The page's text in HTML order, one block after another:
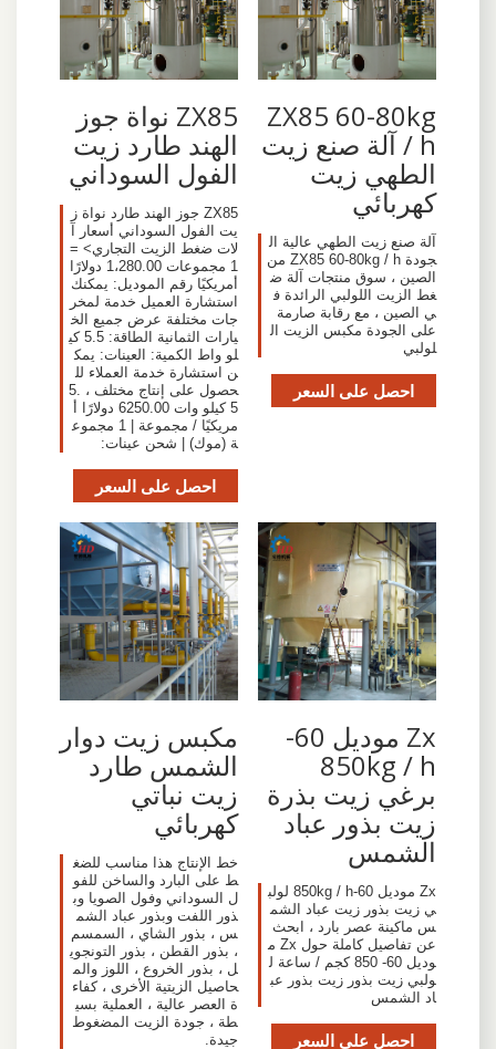
ZX85 60-80kg
/ h آلة صنع زيت
الطهي زيت
كهربائي
آلة صنع زيت الطهي عالية ال
جودة ZX85 60-80kg / h من
الصين ، سوق منتجات آلة ض
غط الزيت اللولبي الرائدة ف
ي الصين ، مع رقابة صارمة
على الجودة مكبس الزيت ال
لولبي
احصل على السعر
ZX85 نواة جوز
الهند طارد زيت
الفول السوداني
ZX85 جوز الهند طارد نواة ز
يت الفول السوداني أسعار آ
لات ضغط الزيت التجاري> =
1 مجموعات 1،280.00 دولارًا
أمريكيًا رقم الموديل: يمكنك
استشارة العميل خدمة لمخر
جات مختلفة عرض جميع الخ
يارات الثمانية الطاقة: 5.5 كي
لو واط الكمية: العينات: يمك
ن استشارة خدمة العملاء لل
حصول على إنتاج مختلف ، 5.
5 كيلو وات 6250.00 دولارًا أ
مريكيًا / مجموعة | 1 مجموع
ة (موك) | شحن عينات:
احصل على السعر
Zx موديل 60-
850kg / h
برغي زيت بذرة
زيت بذور عباد
الشمس
Zx موديل 60-850kg / h لولب
ي زيت بذور زيت عباد الشم
س ماكينة عصر بارد ، ابحث
عن تفاصيل كاملة حول Zx م
وديل 60- 850 كجم / ساعة ل
ولبي زيت بذور زيت بذور عب
اد الشمس
احصل على السعر
مكبس زيت دوار
الشمس طارد
زيت نباتي
كهربائي
خط الإنتاج هذا مناسب للضغ
ط على البارد والساخن للفو
ل السوداني وفول الصويا وب
ذور اللفت وبذور عباد الشم
س ، بذور الشاي ، السمسم
، بذور القطن ، بذور التونجوي
ل ، بذور الخروع ، اللوز والم
حاصيل الزيتية الأخرى ، كفاء
ة العصر عالية ، العملية بسي
طة ، جودة الزيت المضغوط
جيدة.